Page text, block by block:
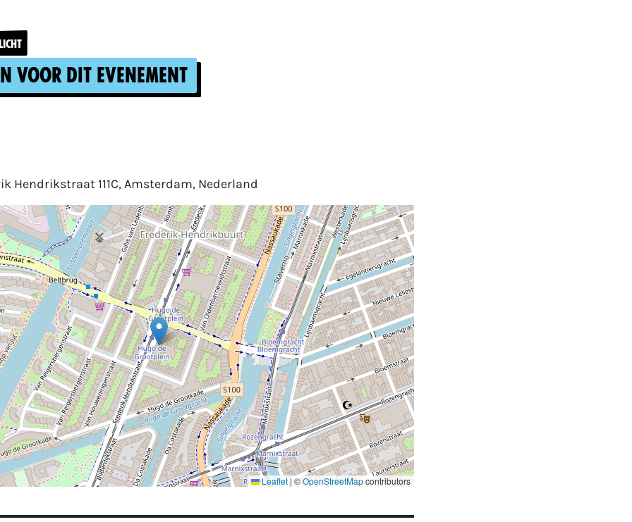
voor dit evenement
Hendrikstraat 111C, Amsterdam, Nederland
Leaflet | ©OpenStreetMapcontributors